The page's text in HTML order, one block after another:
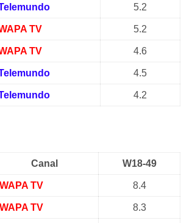
5.2
TV 5.2
TV 4.6
4.5
4.2
Canal W18-49
WAPA TV 8.4
WAPA TV 8.3